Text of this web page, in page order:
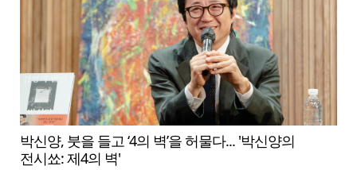
박신양, 붓을 들고 ‘4의 벽’을 허물다... '박신양의
전시쑈: 제4의 벽'